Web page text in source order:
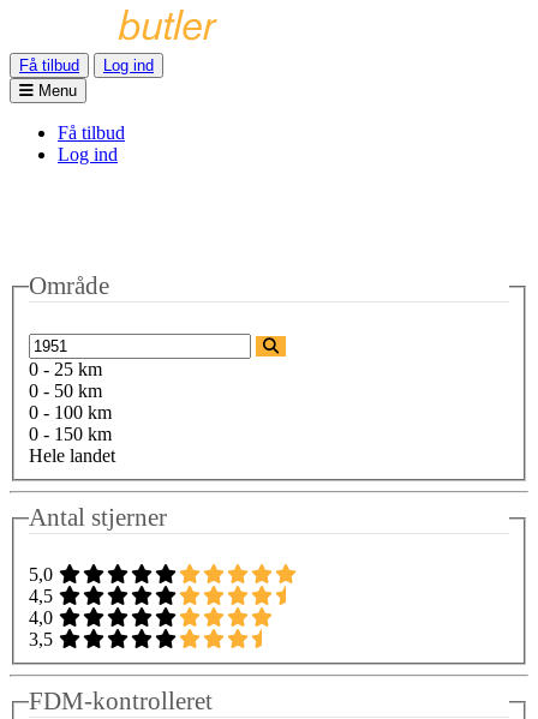
Få tilbud
Log ind
Menu
Få tilbud
Log ind
Område
0 - 25 km
0 - 50 km
0 - 100 km
0 - 150 km
Hele landet
Antal stjerner
5,0
4,5
4,0
3,5
FDM-kontrolleret